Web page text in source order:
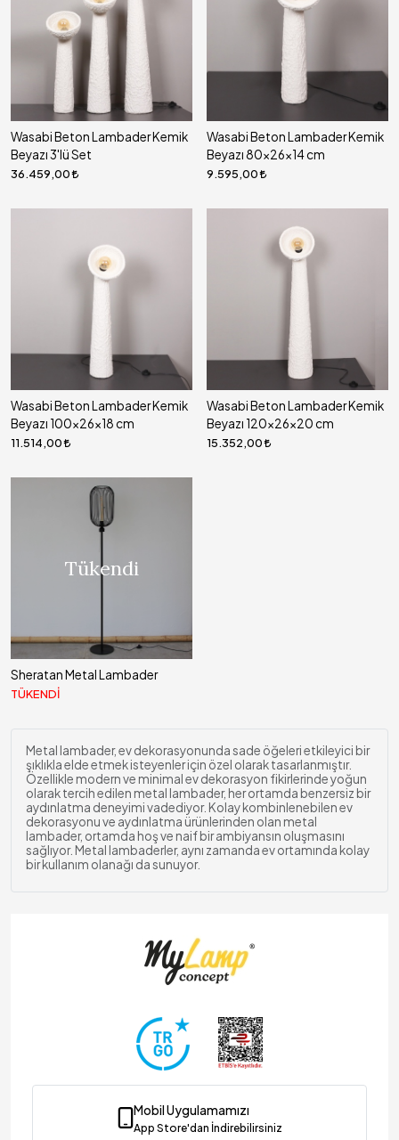
Wasabi Beton Lambader Kemik
Beyazı 3'lü Set
36.459,00
Wasabi Beton Lambader Kemik
Beyazı 80x26x14 cm
9.595,00
Wasabi Beton Lambader Kemik
Beyazı 100x26x18 cm
11.514,00
Wasabi Beton Lambader Kemik
Beyazı 120x26x20 cm
15.352,00
Tükendi
Sheratan Metal Lambader
TÜKENDİ
Metal lambader, ev dekorasyonunda sade öğeleri etkileyici bir
şıklıkla elde etmek isteyenler için özel olarak tasarlanmıştır.
Özellikle modern ve minimal ev dekorasyon fikirlerinde yoğun
olarak tercih edilen metal lambader, her ortamda benzersiz bir
aydınlatma deneyimi vadediyor. Kolay kombinlenebilen ev
dekorasyonu ve aydınlatma ürünlerinden olan metal
lambader, ortamda hoş ve naif bir ambiyansın oluşmasını
sağlıyor. Metal lambaderler, aynı zamanda ev ortamında kolay
bir kullanım olanağı da sunuyor.
tercih edilen aydınlatma parçalarından. Minimalist ev
dekorasyonunda yaygın olarak tercih edilen bu aydınlatma
ürünleri, konforu şıklıkla vadediyor. Yaşam alanı içerisinde fazla
yer kaplamayan ve hemen her ortam için uygun olan metal
mümkün. Ev dekorasyonu geliştirirken özgünlüğü ön plana
çıkarmak isteyenler de metal lambader şıklığına başvurabilir.
Sade tasarımları, özgün konseptleriyle metal lambaderler
yaşam alanlarının her köşesinde kullanılabilir.
Metal Lambader Modelleri
Metal lambader modelleri, her tarzdan ev dekorasyon fikri için
Mobil Uygulamamızı
App Store'dan İndirebilirsiniz